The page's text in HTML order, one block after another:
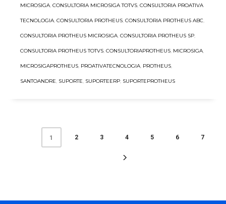
MICROSIGA, CONSULTORIA MICROSIGA TOTVS, CONSULTORIA PROATIVA
TECNOLOGIA, CONSULTORIA PROTHEUS, CONSULTORIA PROTHEUS ABC,
CONSULTORIA PROTHEUS MICROSIGA, CONSULTORIA PROTHEUS SP,
CONSULTORIA PROTHEUS TOTVS, CONSULTORIAPROTHEUS, MICROSIGA,
MICROSIGAPROTHEUS, PROATIVATECNOLOGIA, PROTHEUS,
SANTOANDRE, SUPORTE, SUPORTEERP, SUPORTEPROTHEUS
1 2 3 4 5 6 7